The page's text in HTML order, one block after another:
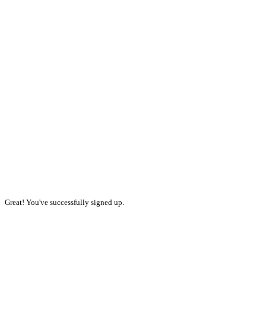
Great! You've successfully signed up.